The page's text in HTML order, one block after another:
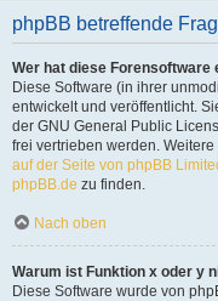
phpBB betreffende
Wer hat diese Forensoftware
Diese Software (in ihrer
entwickelt und veröffentlicht.
der GNU General Public
frei vertrieben werden.
auf der Seite von phpBB
phpBB.de zu finden.
Nach oben
Warum ist Funktion x oder y
Diese Software wurde von